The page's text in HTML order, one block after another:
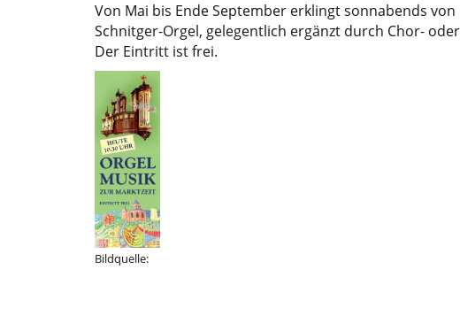
Von Mai bis Ende September erklingt sonnabends
Schnitger-Orgel, gelegentlich ergänzt durch Chor-
Der Eintritt ist frei.
Bildquelle: